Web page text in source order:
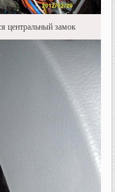
центральный замок